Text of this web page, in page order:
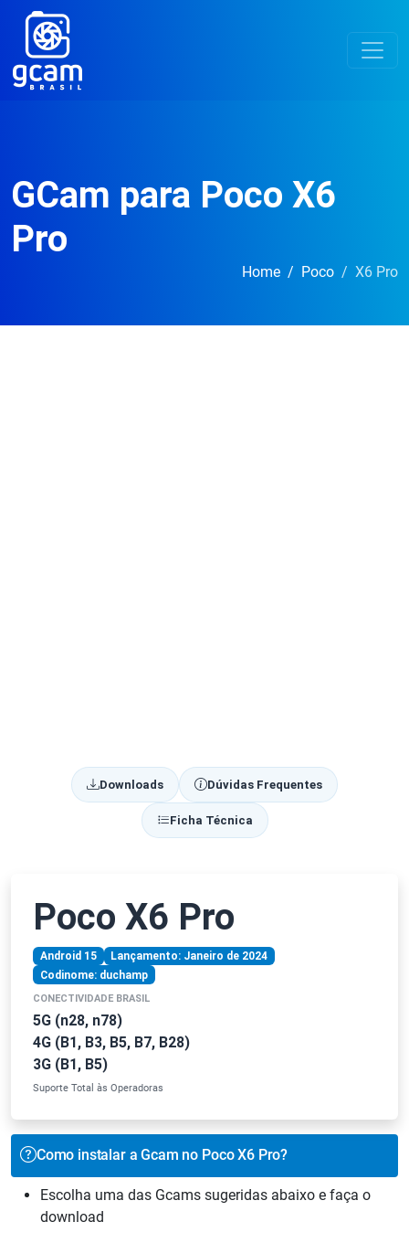
GCam para Poco X6
Pro
Home Poco X6 Pro
Downloads Dúvidas Frequentes
Ficha Técnica
Poco X6 Pro
Android 15
Lançamento: Janeiro de 2024
Codinome: duchamp
CONECTIVIDADE BRASIL
5G (n28, n78)
4G (B1, B3, B5, B7, B28)
3G (B1, B5)
Suporte Total às Operadoras
Como instalar a Gcam no Poco X6 Pro?
Escolha uma das Gcams sugeridas abaixo e faça o
download